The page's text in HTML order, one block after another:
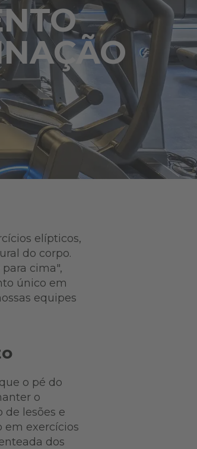
elípticos,
do corpo.
cima",
único em
equipes
o pé do
o
lesões e
em exercícios
dos